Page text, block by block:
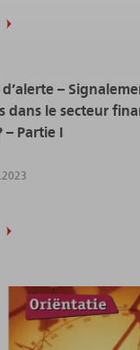
d’alerte –
dans le secteur
Partie I